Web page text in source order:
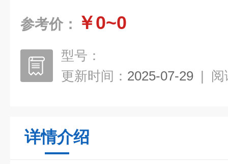
参考价： ￥0~0
型号：
更新时间： 2025-07-29 | 阅
详情介绍